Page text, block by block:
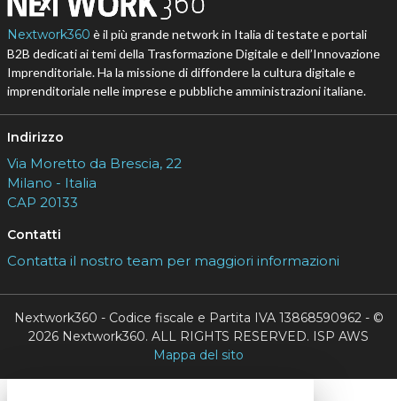
Nextwork360 è il più grande network in Italia di testate e portali
B2B dedicati ai temi della Trasformazione Digitale e dell’Innovazione
Imprenditoriale. Ha la missione di diffondere la cultura digitale e
imprenditoriale nelle imprese e pubbliche amministrazioni italiane.
Indirizzo
Via Moretto da Brescia, 22
Milano - Italia
CAP 20133
Contatti
Contatta il nostro team per maggiori informazioni
Nextwork360 - Codice fiscale e Partita IVA 13868590962 - ©
2026 Nextwork360. ALL RIGHTS RESERVED. ISP AWS
Mappa del sito